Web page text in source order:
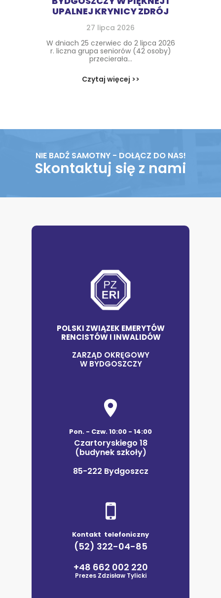
UPALNEJ KRYNICY ZDRÓJ
27 lipca 2026
W dniach 25 czerwiec do 2 lipca 2026
r. liczna grupa seniorów (42 osoby)
przecierała...
Czytaj więcej >>
NIE BADŹ SAMOTNY - DOŁĄCZ DO NAS!
Skontaktuj się z nami
POLSKI ZWIĄZEK EMERYTÓW
RENCISTÓW I INWALIDÓW
ZARZĄD OKRĘGOWY
W BYDGOSZCZY
Kontakt telefoniczny
(52) 322-04-85
+48 662 002 220
Prezes Zdzisław Tylicki
Pon. - Czw. 10:00 - 14:00
Czartoryskiego 18
(budynek szkoły)
85-222 Bydgoszcz